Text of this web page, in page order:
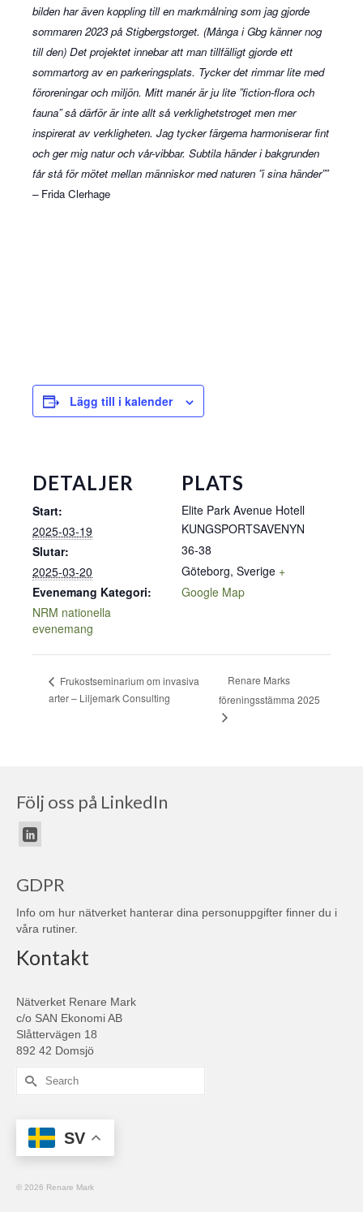
bilden har även koppling till en markmålning som jag gjorde
sommaren 2023 på Stigbergstorget. (Många i Gbg känner nog
till den) Det projektet innebar att man tillfälligt gjorde ett
sommartorg av en parkeringsplats. Tycker det rimmar lite med
föroreningar och miljön. Mitt manér är ju lite ”fiction-flora och
fauna” så därför är inte allt så verklighetstroget men mer
inspirerat av verkligheten. Jag tycker färgerna harmoniserar fint
och ger mig natur och vår-vibbar. Subtila händer i bakgrunden
får stå för mötet mellan människor med naturen ”i sina händer””
–Frida Clerhage
Lägg till i kalender
DETALJER
Start:
2025-03-19
Slutar:
2025-03-20
Evenemang Kategori:
NRM nationella
evenemang
PLATS
Elite Park Avenue Hotell
KUNGSPORTSAVENYN
36-38
Göteborg, Sverige +
Google Map
Frukostseminarium om invasiva
arter – Liljemark Consulting
Renare Marks
föreningsstämma 2025
Följ oss på LinkedIn
GDPR
Info om hur nätverket hanterar dina personuppgifter finner du i
våra rutiner.
Kontakt
Nätverket Renare Mark
c/o SAN Ekonomi AB
Slåttervägen 18
892 42 Domsjö
Search
for:
SV
© 2026 Renare Mark